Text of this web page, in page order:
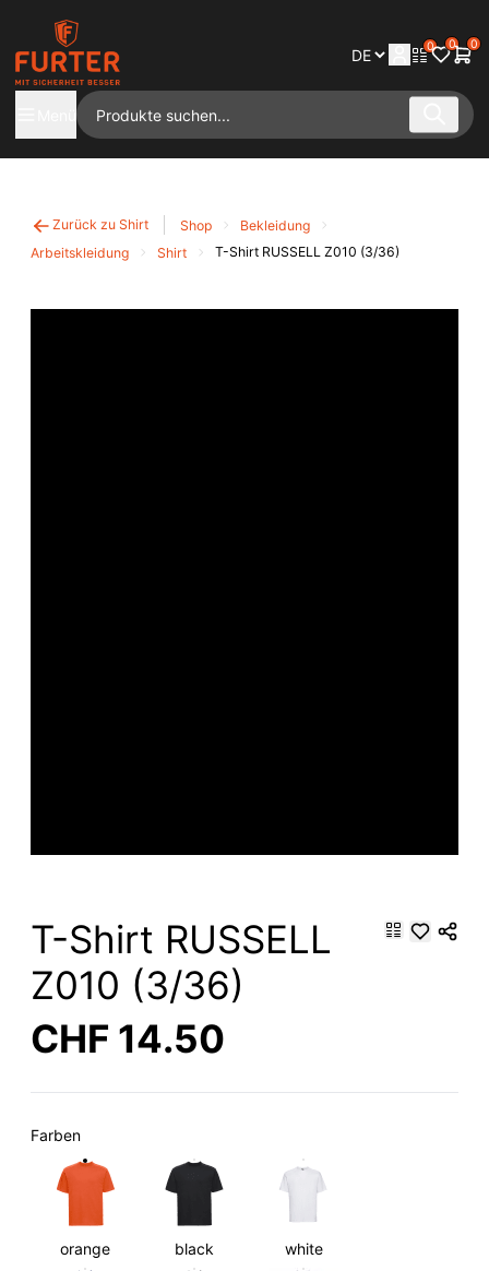
0 0 0
Zurück zu Shirt Shop
Bekleidung
Arbeitskleidung
Shirt T-Shirt RUSSELL Z010 (3/36)
T-Shirt RUSSELL
Z010 (3/36)
CHF 14.50
Farben
orange black white